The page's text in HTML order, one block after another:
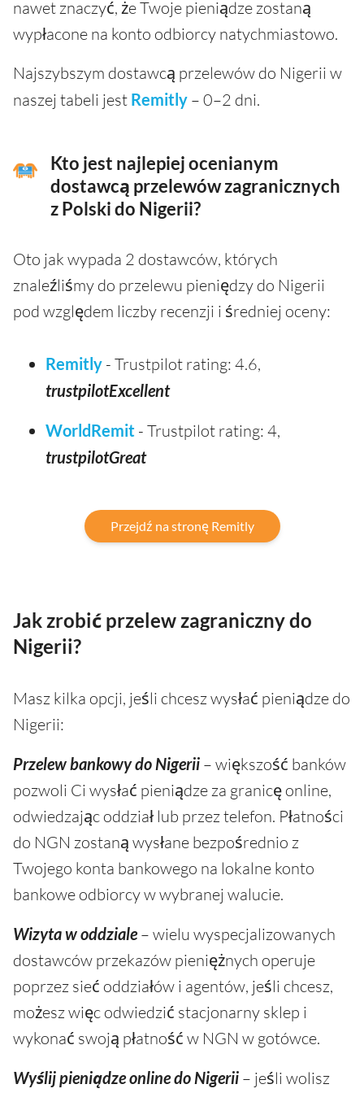
nawet znaczyć, że Twoje pieniądze zostaną
wypłacone na konto odbiorcy natychmiastowo.
Najszybszym dostawcą przelewów do Nigerii w
naszej tabeli jest Remitly – 0–2 dni.
Kto jest najlepiej ocenianym
dostawcą przelewów zagranicznych
z Polski do Nigerii?
Oto jak wypada 2 dostawców, których
znaleźliśmy do przelewu pieniędzy do Nigerii
pod względem liczby recenzji i średniej oceny:
Remitly - Trustpilot rating: 4.6,
trustpilotExcellent
WorldRemit - Trustpilot rating: 4,
trustpilotGreat
Przejdź na stronę Remitly
Jak zrobić przelew zagraniczny do
Nigerii?
Masz kilka opcji, jeśli chcesz wysłać pieniądze do
Nigerii:
Przelew bankowy do Nigerii – większość banków
pozwoli Ci wysłać pieniądze za granicę online,
odwiedzając oddział lub przez telefon. Płatności
do NGN zostaną wysłane bezpośrednio z
Twojego konta bankowego na lokalne konto
bankowe odbiorcy w wybranej walucie.
Wizyta w oddziale– wielu wyspecjalizowanych
dostawców przekazów pieniężnych operuje
poprzez sieć oddziałów i agentów, jeśli chcesz,
możesz więc odwiedzić stacjonarny sklep i
wykonać swoją płatność w NGN w gotówce.
Wyślij pieniądze online do Nigerii – jeśli wolisz